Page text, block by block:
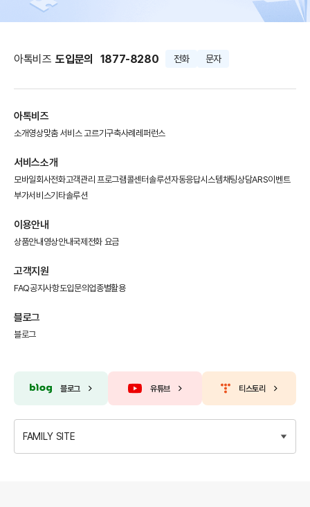
아톡비즈 도입문의 1877-8280 전화 문자
아톡비즈
소개영상맞춤 서비스 고르기구축사례 레퍼런스
서비스소개
모바일회사전화고객관리 프로그램콜센터솔루션자동응답시스템채팅상담ARS이벤트
부가서비스기타솔루션
이용안내
상품안내 영상안내국제전화 요금
고객지원
FAQ공지사항도입문의 업종별활용
블로그
블로그
블로그 유튜브 티스토리
FAMILY SITE